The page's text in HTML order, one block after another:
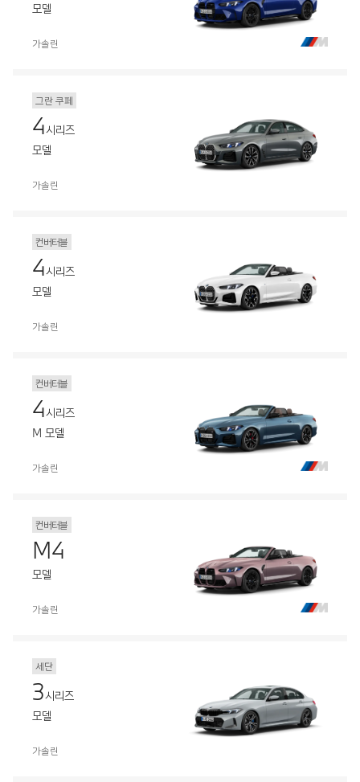
모델
가솔린
그란 쿠페
4시리즈
모델
가솔린
컨버터블
4시리즈
모델
가솔린
컨버터블
4시리즈
M 모델
가솔린
컨버터블
M4
모델
가솔린
세단
3시리즈
모델
가솔린